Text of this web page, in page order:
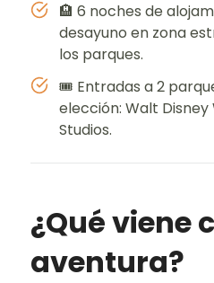
🏨 6 noches de
desayuno en zona
los parques.
🎟️ Entradas a 2
elección: Walt
Studios.
¿Qué viene
aventura?